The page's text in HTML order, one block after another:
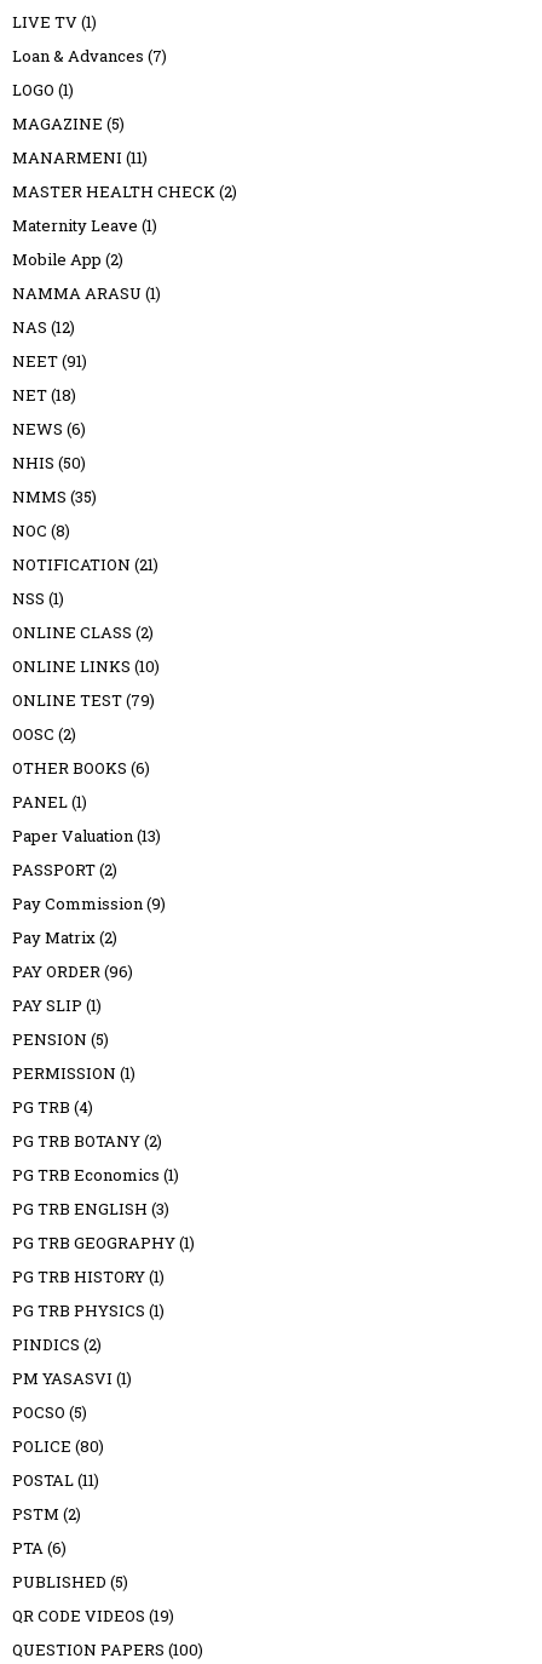
LIVE TV(1)
Loan & Advances (7)
LOGO (1)
MAGAZINE (5)
MANARMENI (11)
MASTER HEALTH CHECK(2)
Maternity Leave (1)
Mobile App (2)
NAMMA ARASU (1)
NAS (12)
NEET(91)
NET(18)
NEWS (6)
NHIS (50)
NMMS (35)
NOC (8)
NOTIFICATION (21)
NSS (1)
ONLINE CLASS (2)
ONLINE LINKS (10)
ONLINE TEST(79)
OOSC (2)
OTHER BOOKS (6)
PANEL(1)
Paper Valuation(13)
PASSPORT(2)
Pay Commission(9)
Pay Matrix(2)
PAY ORDER(96)
PAY SLIP (1)
PENSION (5)
PERMISSION (1)
PG TRB (4)
PG TRB BOTANY(2)
PG TRB Economics (1)
PG TRB ENGLISH (3)
PG TRB GEOGRAPHY(1)
PG TRB HISTORY(1)
PG TRB PHYSICS (1)
PINDICS (2)
PM YASASVI (1)
POCSO (5)
POLICE (80)
POSTAL(11)
PSTM (2)
PTA(6)
PUBLISHED (5)
QR CODE VIDEOS (19)
QUESTION PAPERS (100)